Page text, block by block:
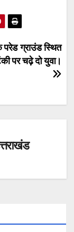
परेड ग्राउंड स्थित
पर चढ़े दो युवा।